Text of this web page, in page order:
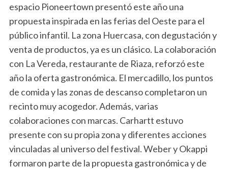
espacio Pioneertown presentó este año una
propuesta inspirada en las ferias del Oeste para el
público infantil. La zona Huercasa, con degustación y
venta de productos, ya es un clásico. La colaboración
con La Vereda, restaurante de Riaza, reforzó este
año la oferta gastronómica. El mercadillo, los puntos
de comida y las zonas de descanso completaron un
recinto muy acogedor. Además, varias
colaboraciones con marcas. Carhartt estuvo
presente con su propia zona y diferentes acciones
vinculadas al universo del festival. Weber y Okappi
formaron parte de la propuesta gastronómica y de